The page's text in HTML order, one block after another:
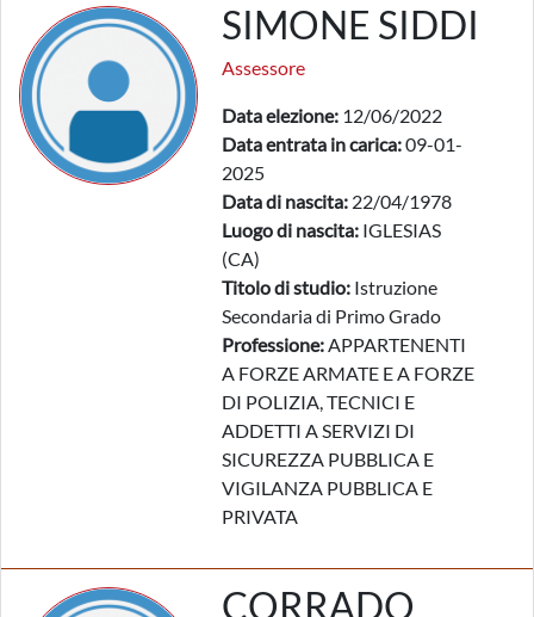
SIMONE SIDDI
Assessore
Data elezione: 12/06/2022
Data entrata in carica:09-01-
2025
Data di nascita: 22/04/1978
Luogo di nascita: IGLESIAS
(CA)
Titolo di studio: Istruzione
Secondaria di Primo Grado
Professione:APPARTENENTI
A FORZE ARMATE E A FORZE
DI POLIZIA, TECNICI E
ADDETTI A SERVIZI DI
SICUREZZA PUBBLICA E
VIGILANZA PUBBLICA E
PRIVATA
CORRADO